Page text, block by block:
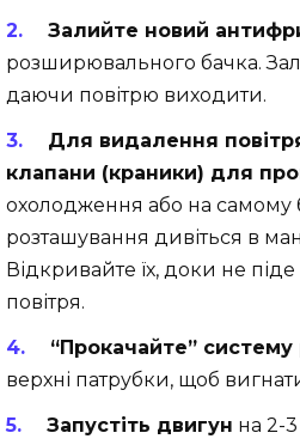
Залийте новий
розширювального бачка.
даючи повітрю виходити.
Для видалення
клапани (краники) для
охолодження або на самому
розташування дивіться в
Відкривайте їх, доки не
повітря.
“Прокачайте” систему
верхні патрубки, щоб
Запустіть двигун на 2-